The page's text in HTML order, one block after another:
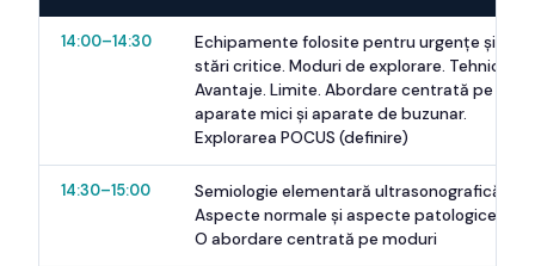
14:00–14:30
Echipamente folosite pentru urgențe și
stări critice. Moduri de explorare. Tehnici.
Avantaje. Limite. Abordare centrată pe
aparate mici și aparate de buzunar.
Explorarea POCUS (definire)
14:30–15:00
Semiologie elementară ultrasonografică.
Aspecte normale și aspecte patologice.
O abordare centrată pe moduri